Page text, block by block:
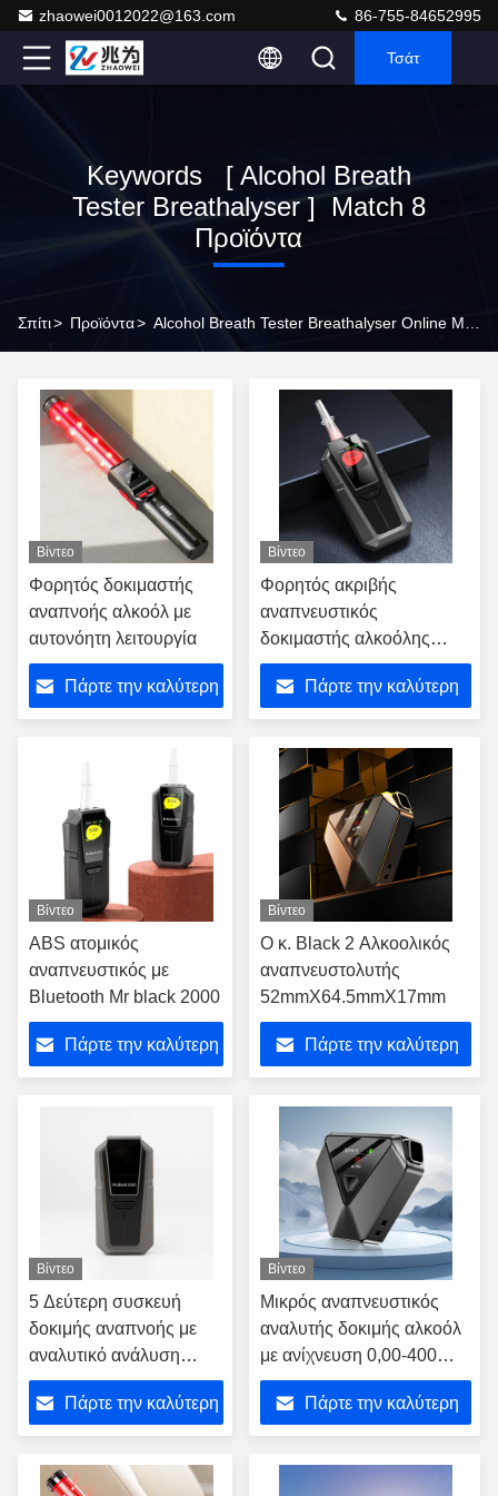
zhaowei0012022@163.com 86-755-84652995
Τσάτ
Keywords [ Alcohol Breath
Tester Breathalyser ] Match 8
Προϊόντα
Σπίτι> Προϊόντα>
Βίντεο
Φορητός δοκιμαστής
αναπνοής αλκοόλ με
αυτονόητη λειτουργία
Πάρτε την καλύτερη
Βίντεο
Φορητός ακριβής
αναπνευστικός
δοκιμαστής αλκοόλης
ψηφιακός αναπνευστικός
δοκιμαστής αλκοόλ
Πάρτε την καλύτερη
Βίντεο
ABS ατομικός
αναπνευστικός με
Bluetooth Mr black 2000
Πάρτε την καλύτερη
Βίντεο
Ο κ. Black 2 Αλκοολικός
αναπνευστολυτής
52mmX64.5mmX17mm
Πάρτε την καλύτερη
Βίντεο
5 Δεύτερη συσκευή
δοκιμής αναπνοής με
αναλυτικό ανάλυση
αλκοόλ με
επαναφορτιζόμενη
μπαταρία λιθίου
Πάρτε την καλύτερη
Βίντεο
Μικρός αναπνευστικός
αναλυτής δοκιμής αλκοόλ
με ανίχνευση 0,00-400
mg/100 ml
Πάρτε την καλύτερη